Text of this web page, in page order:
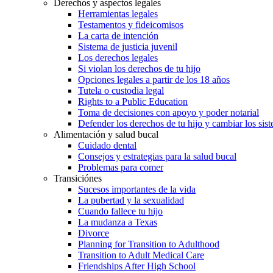
Derechos y aspectos legales
Herramientas legales
Testamentos y fideicomisos
La carta de intención
Sistema de justicia juvenil
Los derechos legales
Si violan los derechos de tu hijo
Opciones legales a partir de los 18 años
Tutela o custodia legal
Rights to a Public Education
Toma de decisiones con apoyo y poder notarial
Defender los derechos de tu hijo y cambiar los
Alimentación y salud bucal
Cuidado dental
Consejos y estrategias para la salud bucal
Problemas para comer
Transiciónes
Sucesos importantes de la vida
La pubertad y la sexualidad
Cuando fallece tu hijo
La mudanza a Texas
Divorce
Planning for Transition to Adulthood
Transition to Adult Medical Care
Friendships After High School